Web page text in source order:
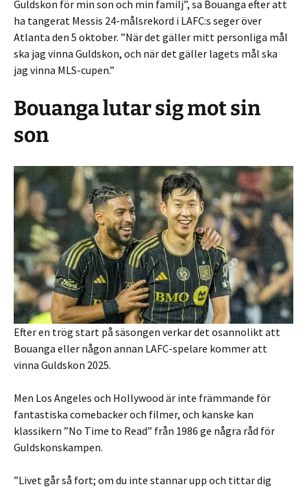
Guldskon för min son och min familj”, sa Bouanga efter att
ha tangerat Messis 24-målsrekord i LAFC:s seger över
Atlanta den 5 oktober. ”När det gäller mitt personliga mål
ska jag vinna Guldskon, och när det gäller lagets mål ska
jag vinna MLS-cupen.”
Bouanga lutar sig mot sin
son
Efter en trög start på säsongen verkar det osannolikt att
Bouanga eller någon annan LAFC-spelare kommer att
vinna Guldskon 2025.
Men Los Angeles och Hollywood är inte främmande för
fantastiska comebacker och filmer, och kanske kan
klassikern ”No Time to Read” från 1986 ge några råd för
Guldskonskampen.
”Livet går så fort; om du inte stannar upp och tittar dig